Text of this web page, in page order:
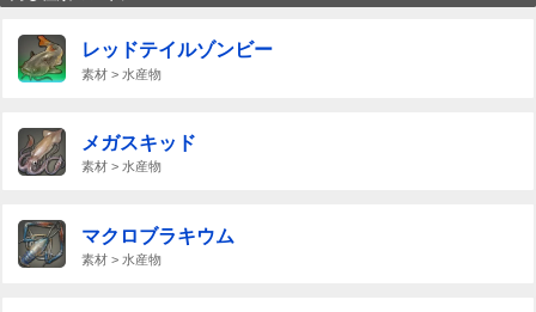
レッドテイルゾンビー
素材 > 水産物
メガスキッド
素材 > 水産物
マクロブラキウム
素材 > 水産物